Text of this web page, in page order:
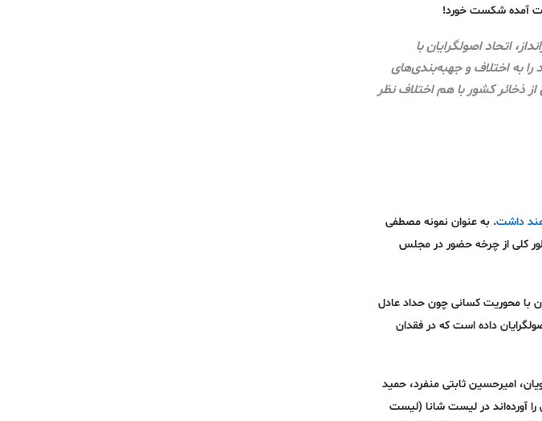
آمده شکست خورد!
اتحاد اصولگرایان با
به اختلاف و جهبه‌بندی‌های
ذخائر کشور با هم اختلاف نظر
داشت. به عنوان نمونه مصطفی
کلی از چرخه حضور در مجلس
با محوریت کسانی چون حداد عادل
داده است که در فقدان
نبویان، امیرحسین ثابتی منفرد، حمید
آورده‌اند در لیست شانا (لیست